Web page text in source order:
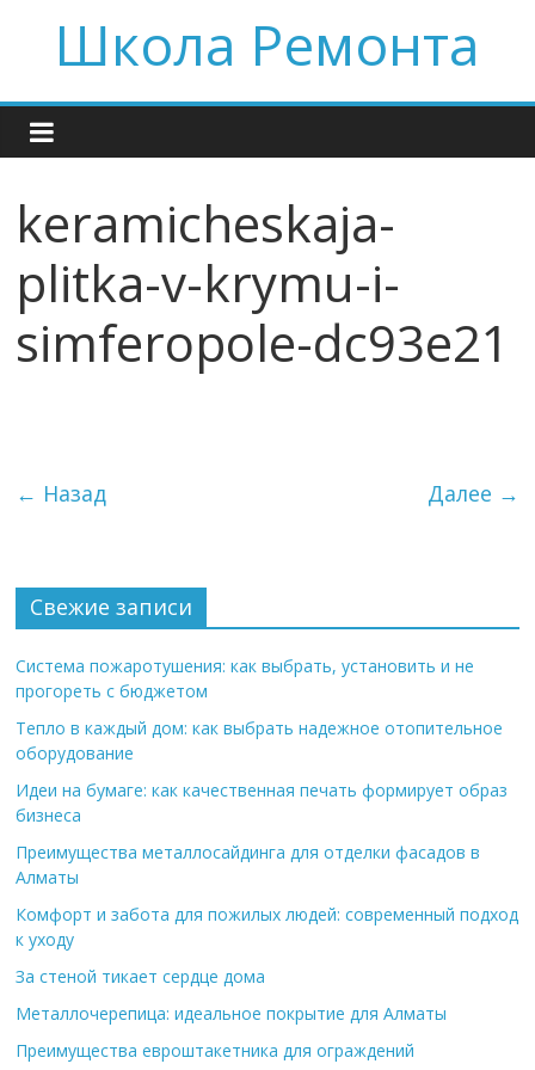
contentШкола Ремонта
keramicheskaja-
plitka-v-krymu-i-
simferopole-dc93e21
← Назад Далее →
Свежие записи
Система пожаротушения: как выбрать, установить и не
прогореть с бюджетом
Тепло в каждый дом: как выбрать надежное отопительное
оборудование
Идеи на бумаге: как качественная печать формирует образ
бизнеса
Преимущества металлосайдинга для отделки фасадов в
Алматы
Комфорт и забота для пожилых людей: современный подход
к уходу
За стеной тикает сердце дома
Металлочерепица: идеальное покрытие для Алматы
Преимущества евроштакетника для ограждений